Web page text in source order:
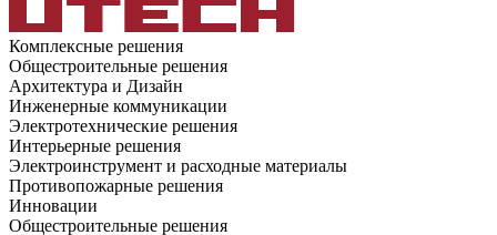
Комплексные решения
Общестроительные решения
Архитектура и Дизайн
Инженерные коммуникации
Электротехнические решения
Интерьерные решения
Электроинструмент и расходные материалы
Противопожарные решения
Инновации
Общестроительные решения